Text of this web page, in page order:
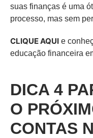
suas finanças é uma
processo, mas sem
CLIQUE AQUI e
educação financeira
DICA 4
O
CONTAS